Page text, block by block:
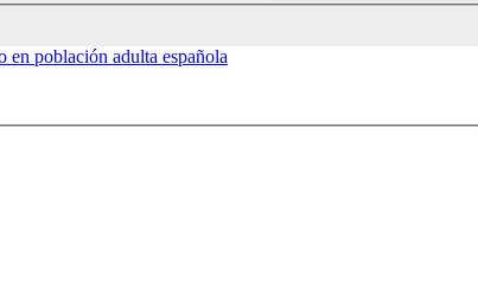
en población adulta española